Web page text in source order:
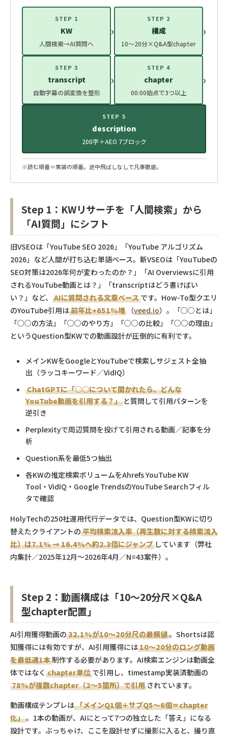
STEP 1
KW
人間検索→AI質問へ
›
STEP 2
構成
10〜20分×Q&A型chapter
›
STEP 3
transcript
自動字幕の誤変換を整形
›
STEP 4
chapter
00:00始点で3つ以上
›
STEP 5
description
200字＋AEO 7ブロック
※読む順番＝実装の順番。途中飛ばしなしで凡事徹底。
Step 1：KWリサーチを「人間検索」から
「AI質問」にシフト
旧VSEOは「YouTube SEO 2026」「YouTube アルゴリズム
2026」など人間が打ち込む単語ベース。新VSEOは「YouTubeの
SEO対策は2026年何が変わったのか？」「AI Overviewsに引用
されるYouTube動画とは？」「transcriptはどう書けばい
い？」など、 AIに質問される文章ベース です。How-To型クエリ
のYouTube引用は前年比+651%増 （veed.io）。「○○とは」
「○○の方法」「○○のやり方」「○○の比較」「○○の理由」
というQuestion型KWでの動画設計が圧倒的に有利です。
メインKWをGoogleとYouTubeで検索しサジェスト全抽
出（ラッコキーワード／VidIQ）
ChatGPTに「○○について聞かれたら、どんな
YouTube動画を引用する？」 と質問して引用パターンを
逆引き
Perplexityで周辺質問を投げて引用される動画／記事を分
析
Question系を最低5つ抽出
各KWの推定検索ボリュームをAhrefs YouTube KW
Tool・VidIQ・Google TrendsのYouTube Searchフィル
タで確認
HolyTechの250社運用代行データでは、Question型KWに切り
替えたクライアントの 平均検索流入率（再生数に対する検索流入
比）は7.1% → 16.4%へ約2.3倍にジャンプ しています（弊社
内集計／2025年12月〜2026年4月／N=43案件）。
Step 2：動画構成は「10〜20分尺×Q&A
型chapter配置」
AI引用獲得動画の 32.1%が10〜20分尺の最頻値。Shortsは認
知獲得には有効ですが、AI引用獲得には10〜20分のロング動画
を最低週1本制作する必要があります。AI検索エンジンは動画全
体ではなく chapter単位 で引用し、timestamp実装済動画の
78%が複数chapter（2〜5箇所）で引用 されています。
動画構成テンプレは「メインQ1個＋サブQ5〜6個＝chapter
化」。1本の動画が、AIにとって7つの独立した「答え」になる
設計です。ぶっちゃけ、ここを設計せずに撮影に入ると、撮り直